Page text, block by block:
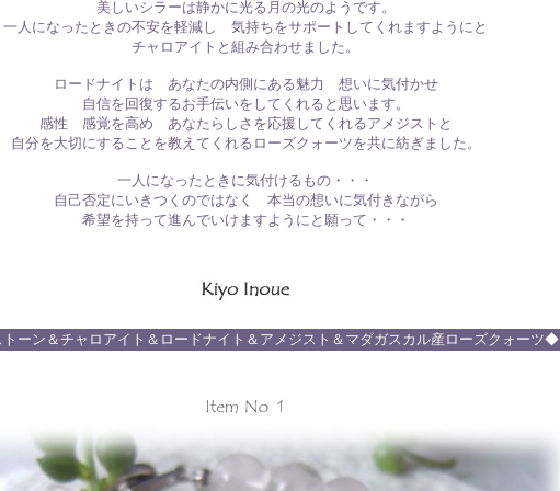
美しいシラーは静かに光る月の光のようです。
一人になったときの不安を軽減し 気持ちをサポートしてくれますようにと
チャロアイトと組み合わせました。
ロードナイトは あなたの内側にある魅力 想いに気付かせ
自信を回復するお手伝いをしてくれると思います。
感性 感覚を高め あなたらしさを応援してくれるアメジストと
自分を大切にすることを教えてくれるローズクォーツを共に紡ぎました。
一人になったときに気付けるもの・・・
自己否定にいきつくのではなく 本当の想いに気付きながら
希望を持って進んでいけますようにと願って・・・
ーン＆チャロアイト＆ロードナイト＆アメジスト＆マダガスカル産ローズクォーツ◆